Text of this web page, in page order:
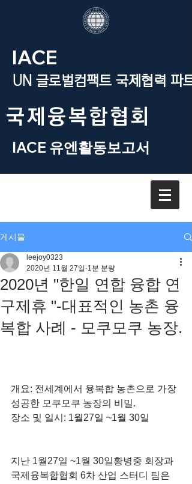
IACE
UN 글로벌컴팩트 국제협력 파트
​국제융복합협회
IACE 유엔활동보고서
게시물
2020년 "한일 연합 융합 연
구제휴 "-대표적인 농촌 융
복합 사례 - 모쿠모쿠 농장.
leejoy0323
2020년 11월 27일 1분 분량
개요: 전세계에서 융복합 농촌으로 가장
성공한 모쿠모쿠 농장의 비밀.
장소 및 일시: 1월27일 ~1월 30일
지난 1월27일 ~1월 30일황병중 회장과
국제융복합협회 6차 산업 스터디 팀은